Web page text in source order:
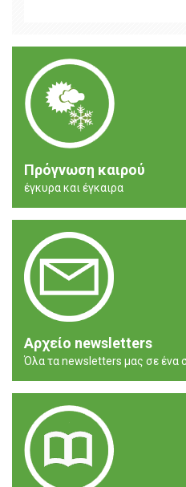
Πρόγνωση καιρού
έγκυρα και έγκαιρα
Αρχείο newsletters
Όλα τα newsletters μας σε ένα